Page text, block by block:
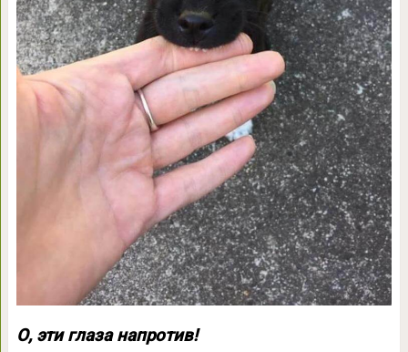
О, эти глаза напротив!